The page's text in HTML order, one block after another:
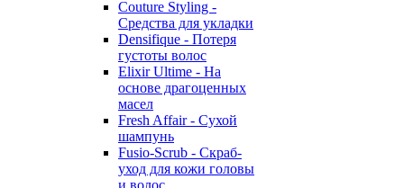
Couture Styling -
Средства для укладки
Densifique - Потеря
густоты волос
Elixir Ultime - На
основе драгоценных
масел
Fresh Affair - Сухой
шампунь
Fusio-Scrub - Скраб-
уход для кожи головы
и волос